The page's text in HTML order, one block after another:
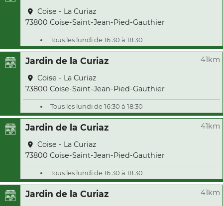
Coise - La Curiaz
73800 Coise-Saint-Jean-Pied-Gauthier
Tous les lundi de 16:30 à 18:30
Jardin de la Curiaz 41km
Coise - La Curiaz
73800 Coise-Saint-Jean-Pied-Gauthier
Tous les lundi de 16:30 à 18:30
Jardin de la Curiaz 41km
Coise - La Curiaz
73800 Coise-Saint-Jean-Pied-Gauthier
Tous les lundi de 16:30 à 18:30
Jardin de la Curiaz 41km